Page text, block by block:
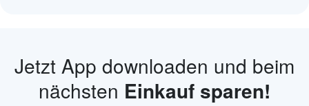
Jetzt App downloaden und beim
nächsten Einkauf sparen!